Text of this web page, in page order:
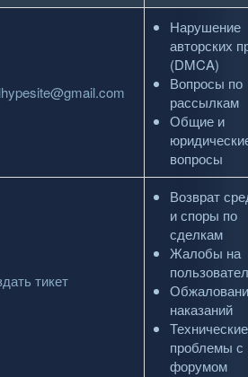
Нарушение
авторских
(DMCA)
Вопросы по
рассылкам
Общие и
вопросы
тикет
Возврат
и споры по
сделкам
Жалобы на
наказаний
Технические
проблемы с
форумом